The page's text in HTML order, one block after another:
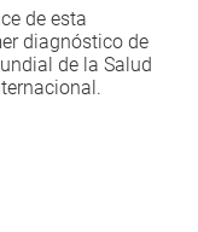
de esta
diagnóstico de
de la Salud